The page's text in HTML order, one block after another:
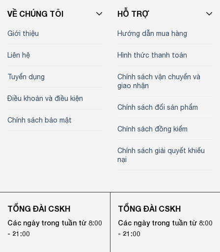
VỀ CHÚNG TÔI
Giới thiệu
Liên hệ
Tuyển dụng
Điều khoản và điều kiện
Chính sách bảo mật
HỖ TRỢ
Hướng dẫn mua hàng
Hình thức thanh toán
Chính sách vận chuyển và
giao nhận
Chính sách đổi sản phẩm
Chính sách đồng kiểm
Chính sách giải quyết khiếu
nại
TỔNG ĐÀI CSKH
Các ngày trong tuần từ 8:00
- 21:00
TỔNG ĐÀI CSKH
Các ngày trong tuần từ 8:00
- 21:00